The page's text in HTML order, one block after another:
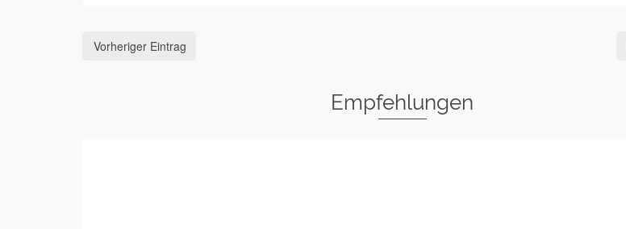
Vorheriger Eintrag
Empfehlungen